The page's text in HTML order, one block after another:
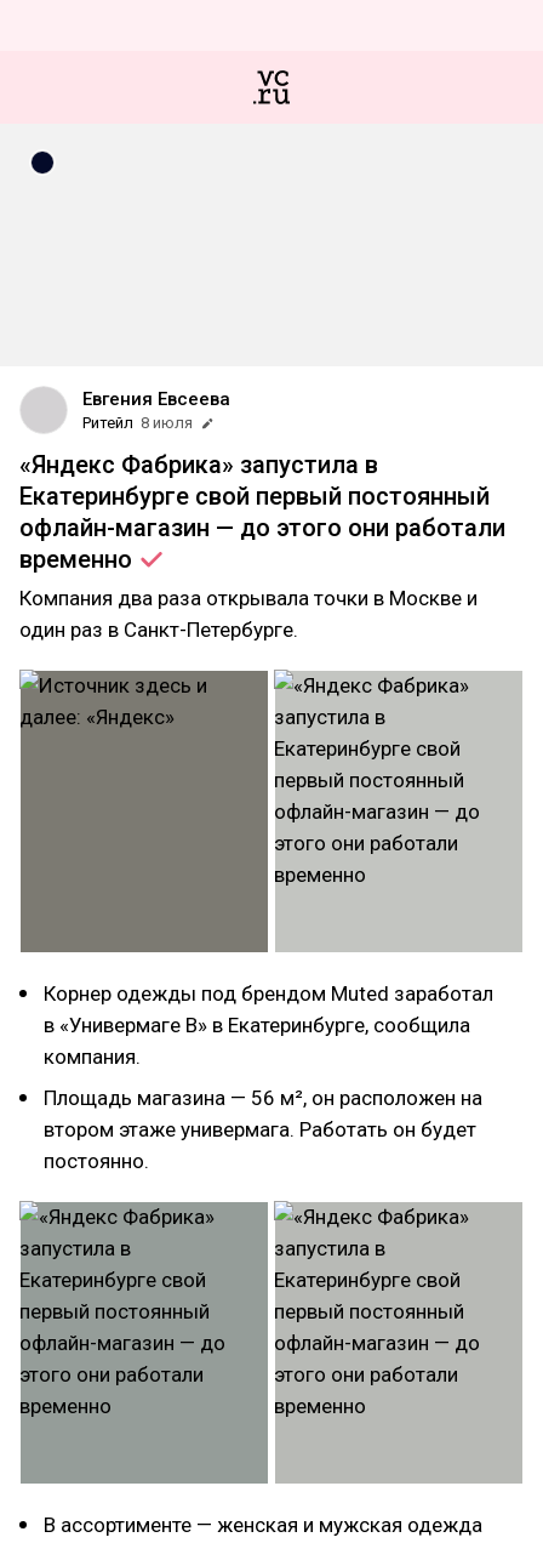
Евгения Евсеева
Ритейл 8 июля
«Яндекс Фабрика» запустила в
Екатеринбурге свой первый постоянный
офлайн-магазин — до этого они работали
временно
Компания два раза открывала точки в Москве и
один раз в Санкт-Петербурге.
Корнер одежды под брендом Muted заработал
в «Универмаге В» в Екатеринбурге, сообщила
компания.
Площадь магазина — 56 м², он расположен на
втором этаже универмага. Работать он будет
постоянно.
В ассортименте — женская и мужская одежда